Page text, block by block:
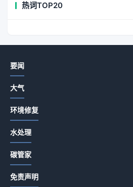
热词TOP20
要闻
大气
环境修复
水处理
碳管家
免责声明